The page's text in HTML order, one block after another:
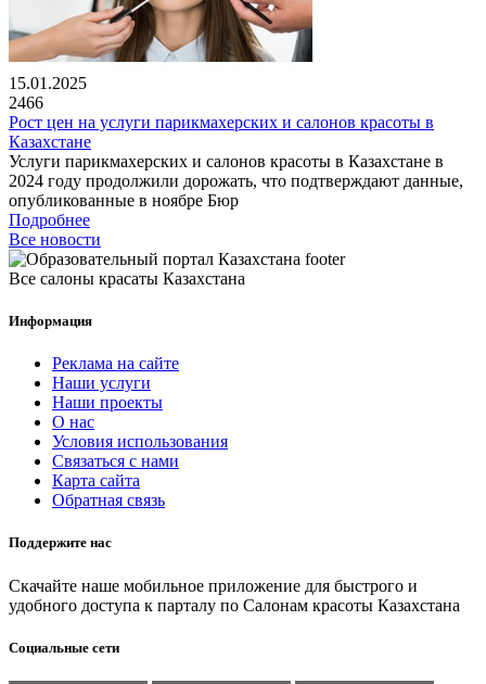
15.01.2025
2466
Рост цен на услуги парикмахерских и салонов красоты в
Казахстане
Услуги парикмахерских и салонов красоты в Казахстане в
2024 году продолжили дорожать, что подтверждают данные,
опубликованные в ноябре Бюр
Подробнее
Все новости
Все салоны красаты Казахстана
Информация
Реклама на сайте
Наши услуги
Наши проекты
О нас
Условия использования
Связаться с нами
Карта сайта
Обратная связь
Поддержите нас
Скачайте наше мобильное приложение для быстрого и
удобного доступа к парталу по Салонам красоты Казахстана
Социальные сети